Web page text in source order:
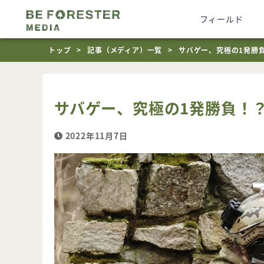
フィールド
トップ 記事（メディア）一覧 サバゲー、究極の1発勝
サバゲー、究極の1発勝負！
2022年11月7日